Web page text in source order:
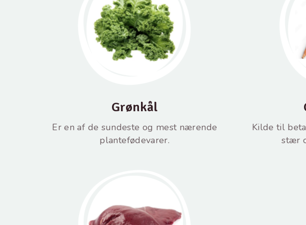
Grønkål
Er en af ​​de sundeste og mest nærende
plantefødevarer.
Kilde til
stær